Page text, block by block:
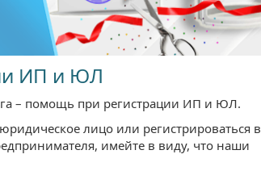
ИП и ЮЛ
– помощь при регистрации ИП и ЮЛ.
лицо или регистрироваться в
имейте в виду, что наши